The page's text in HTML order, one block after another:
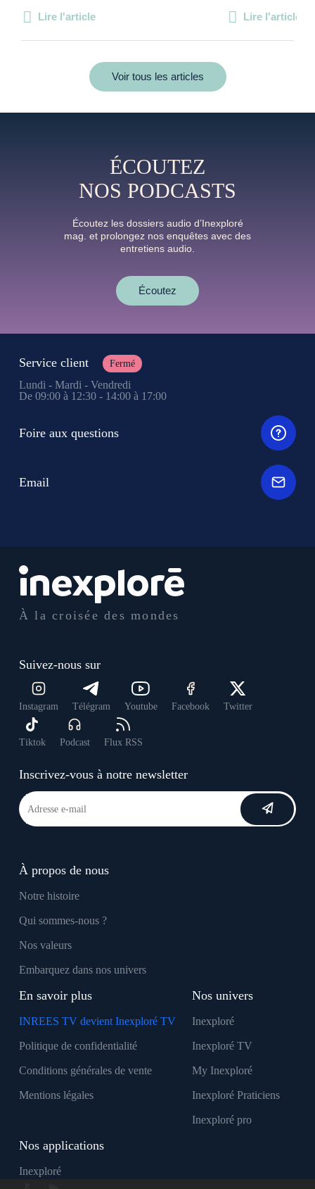
Lire l'article Lire l'article
Voir tous les articles
ÉCOUTEZ
NOS PODCASTS
Écoutez les dossiers audio d’Inexploré
mag. et prolongez nos enquêtes avec des
entretiens audio.
Écoutez
À la croisée des mondes
Suivez-nous sur
Instagram Télégram Youtube Facebook Twitter
Tiktok Podcast Flux RSS
Inscrivez-vous à notre newsletter
À propos de nous
Notre histoire
Qui sommes-nous ?
Nos valeurs
Embarquez dans nos univers
En savoir plus
INREES TV devient Inexploré TV
Politique de confidentialité
Conditions générales de vente
Mentions légales
Nos univers
Inexploré
Inexploré TV
My Inexploré
Inexploré Praticiens
Inexploré pro
Nos applications
Inexploré
Service client Fermé
Lundi - Mardi - Vendredi
De 09:00 à 12:30 - 14:00 à 17:00
Foire aux questions
Email